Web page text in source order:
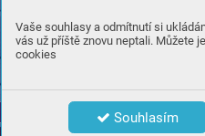
Vaše souhlasy a odmítnutí si
vás už příště znovu neptali. Můžete
cookies
Souhlasím